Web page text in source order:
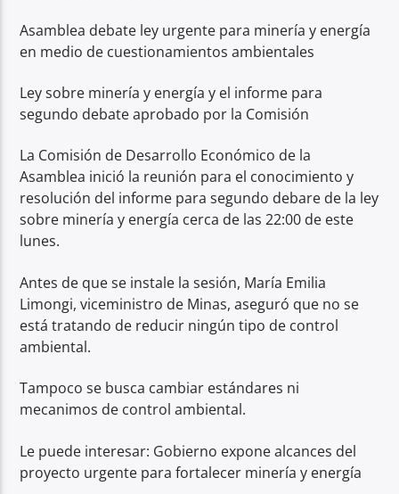
Asamblea debate ley urgente para minería y energía
en medio de cuestionamientos ambientales
Ley sobre minería y energía y el informe para
segundo debate aprobado por la Comisión
La Comisión de Desarrollo Económico de la
Asamblea inició la reunión para el conocimiento y
resolución del informe para segundo debare de la ley
sobre minería y energía cerca de las 22:00 de este
lunes.
Antes de que se instale la sesión, María Emilia
Limongi, viceministro de Minas, aseguró que no se
está tratando de reducir ningún tipo de control
ambiental.
Tampoco se busca cambiar estándares ni
mecanimos de control ambiental.
Le puede interesar: Gobierno expone alcances del
proyecto urgente para fortalecer minería y energía